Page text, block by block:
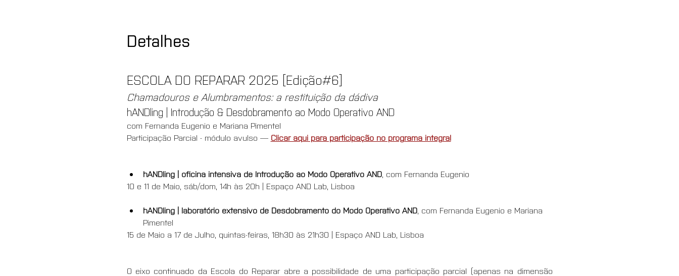
Detalhes
ESCOLA DO REPARAR 2025 [Edição#6]
Chamadouros e Alumbramentos: a restituição da dádiva
hANDling | Introdução & Desdobramento ao Modo Operativo AND
com Fernanda Eugenio e Mariana Pimentel
Participação Parcial - módulo avulso — Clicar aqui para participação no programa integral
hANDling | oficina intensiva de Introdução ao Modo Operativo AND, com Fernanda Eugenio
10 e 11 de Maio, sáb/dom, 14h às 20h | Espaço AND Lab, Lisboa
hANDling | laboratório extensivo de Desdobramento do Modo Operativo AND, com Fernanda Eugenio e Mariana
Pimentel
15 de Maio a 17 de Julho, quintas-feiras, 18h30 às 21h30 | Espaço AND Lab, Lisboa
O eixo continuado da Escola do Reparar abre a possibilidade de uma participação parcial (apenas na dimensão